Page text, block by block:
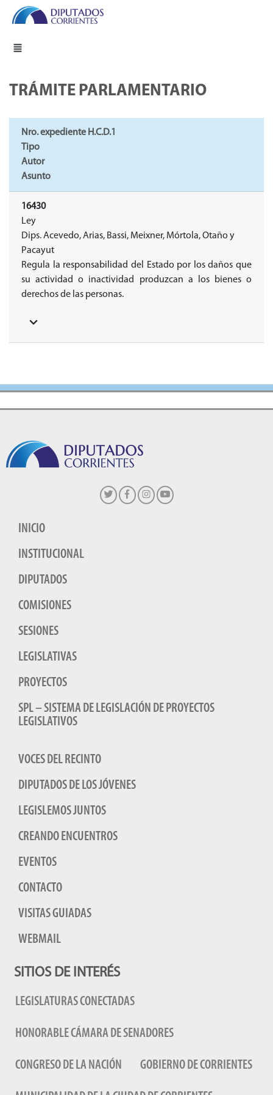
TRÁMITE PARLAMENTARIO
Nro. expediente H.C.D.1
Tipo
Autor
Asunto
16430
Ley
Dips. Acevedo, Arias, Bassi, Meixner, Mórtola, Otaño y
Pacayut
Regula la responsabilidad del Estado por los daños que
su actividad o inactividad produzcan a los bienes o
derechos de las personas.
INICIO
INSTITUCIONAL
DIPUTADOS
COMISIONES
SESIONES
LEGISLATIVAS
PROYECTOS
SPL – SISTEMA DE LEGISLACIÓN DE PROYECTOS
LEGISLATIVOS
VOCES DEL RECINTO
DIPUTADOS DE LOS JÓVENES
LEGISLEMOS JUNTOS
CREANDO ENCUENTROS
EVENTOS
CONTACTO
VISITAS GUIADAS
WEBMAIL
SITIOS DE INTERÉS
LEGISLATURAS CONECTADAS
HONORABLE CÁMARA DE SENADORES
CONGRESO DE LA NACIÓN GOBIERNO DE CORRIENTES